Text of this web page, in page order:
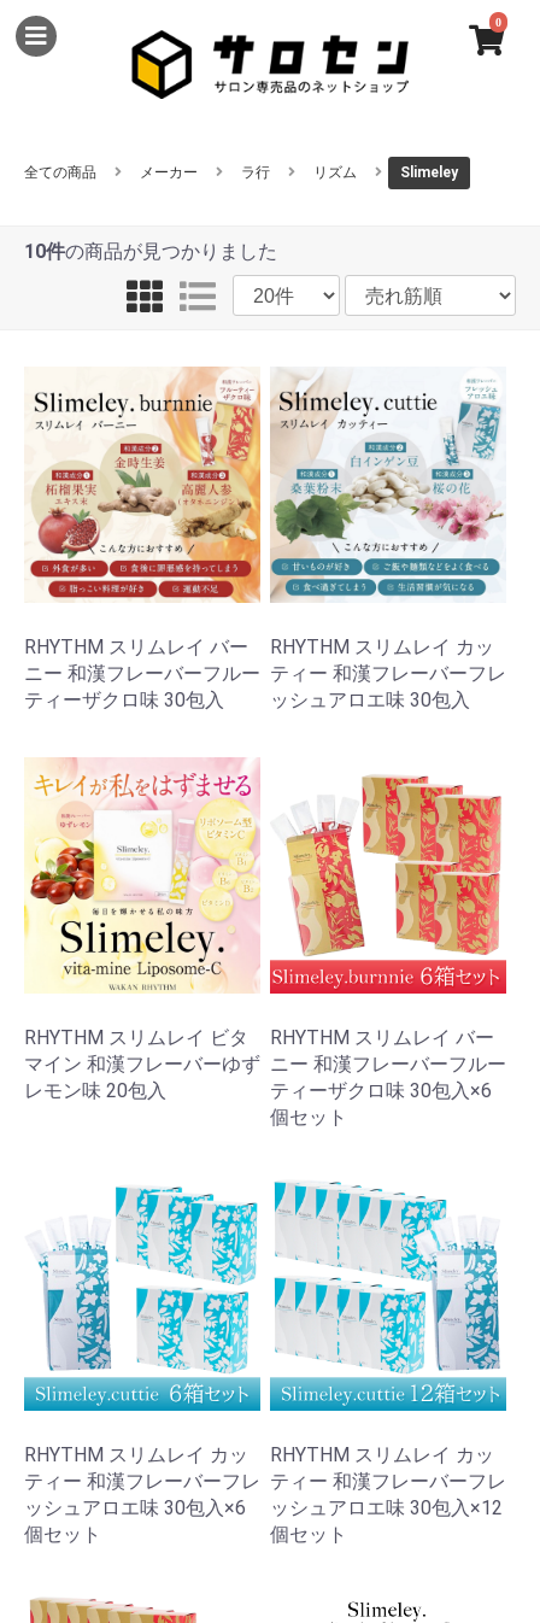
0
全ての商品 メーカー ラ行 リズム Slimeley
10件の商品が見つかりました
RHYTHM スリムレイ バー
ニー 和漢フレーバーフルー
ティーザクロ味 30包入
RHYTHM スリムレイ カッ
ティー 和漢フレーバーフレ
ッシュアロエ味 30包入
RHYTHM スリムレイ ビタ
マイン 和漢フレーバーゆず
レモン味 20包入
RHYTHM スリムレイ バー
ニー 和漢フレーバーフルー
ティーザクロ味 30包入×6
個セット
RHYTHM スリムレイ カッ
ティー 和漢フレーバーフレ
ッシュアロエ味 30包入×6
個セット
RHYTHM スリムレイ カッ
ティー 和漢フレーバーフレ
ッシュアロエ味 30包入×12
個セット